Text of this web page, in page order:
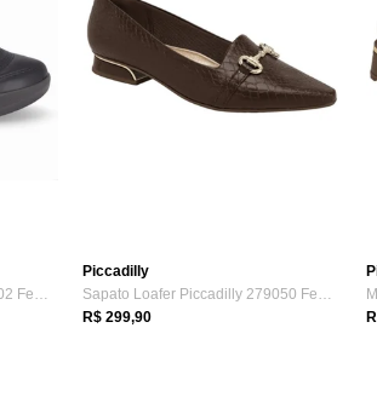
Tenis Softstep Piccadilly 940002 Feminin...
Piccadilly
Sapato Loafer Piccadilly 279050 Feminino - Cacau
R$ 299,90